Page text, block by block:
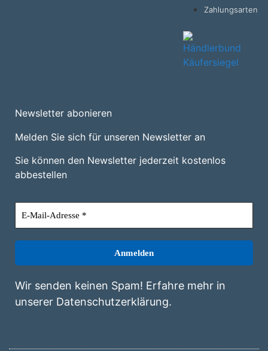
Zahlungsarten
Newsletter abonieren
Melden Sie sich für unseren Newsletter an
Sie können den Newsletter jederzeit kostenlos
abbestellen
Wir senden keinen Spam! Erfahre mehr in
unserer Datenschutzerklärung.